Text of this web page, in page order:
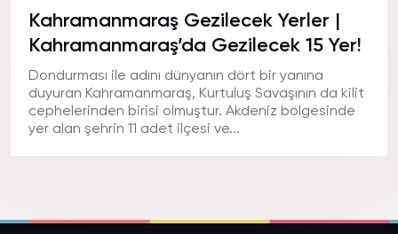
Kahramanmaraş Gezilecek Yerler |
Kahramanmaraş’da Gezilecek 15 Yer!
Dondurması ile adını dünyanın dört bir yanına
duyuran Kahramanmaraş, Kurtuluş Savaşının da kilit
cephelerinden birisi olmuştur. Akdeniz bölgesinde
yer alan şehrin 11 adet ilçesi ve...